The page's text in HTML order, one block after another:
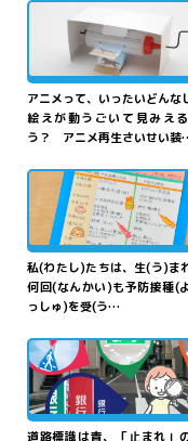
まわすと動く！パ
タアニメ再生
さいせい
装置
そうち
">
アニメって、いったいどんな
絵えが動うごいて見みえ
う？ アニメ再生さいせい装
予防接種よぼうせっ
年表
ねんぴょう
を作
つく
ろう">
私(わたし)たちは、生(う)ま
何回(なんかい)も予防接種(
っしゅ)を受(う…
君きみの住
す
む町
まち
は
「色
いろ
」でできて
み まわ いろ
道路標識は青、「止まれ」